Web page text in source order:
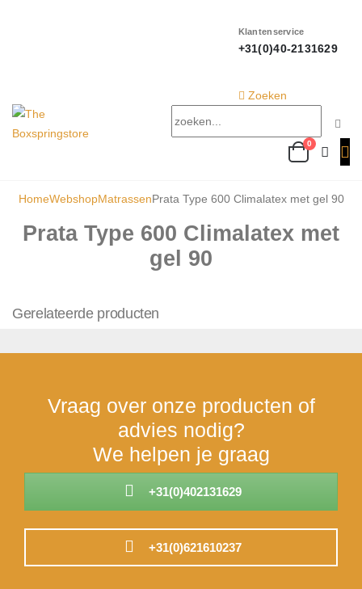
Klantenservice
+31(0)40-2131629
Zoeken
0
HomeWebshopMatrassenPrata Type 600 Climalatex met gel 90
Prata Type 600 Climalatex met
gel 90
Gerelateerde producten
Vraag over onze producten of
advies nodig?
We helpen je graag
+31(0)402131629
+31(0)621610237